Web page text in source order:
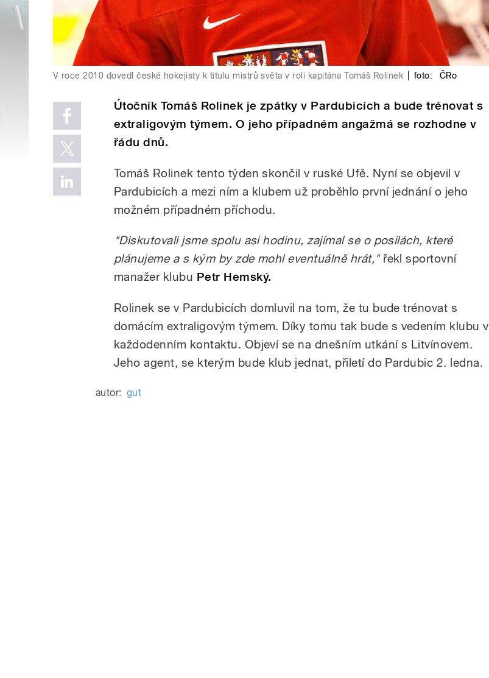
V roce 2010 dovedl české hokejisty k titulu mistrů světa v roli kapitána Tomáš Rolinek foto: ČRo
Útočník Tomáš Rolinek je zpátky v Pardubicích a bude trénovat s
extraligovým týmem. O jeho případném angažmá se rozhodne v
řádu dnů.
Tomáš Rolinek tento týden skončil v ruské Ufě. Nyní se objevil v
Pardubicích a mezi ním a klubem už proběhlo první jednání o jeho
možném případném příchodu.
"Diskutovali jsme spolu asi hodinu, zajímal se o posilách, které
plánujeme a s kým by zde mohl eventuálně hrát,"řekl sportovní
manažer klubu Petr Hemský.
Rolinek se v Pardubicích domluvil na tom, že tu bude trénovat s
domácím extraligovým týmem. Díky tomu tak bude s vedením klubu v
každodenním kontaktu. Objeví se na dnešním utkání s Litvínovem.
Jeho agent, se kterým bude klub jednat, přiletí do Pardubic 2. ledna.
autor: gut